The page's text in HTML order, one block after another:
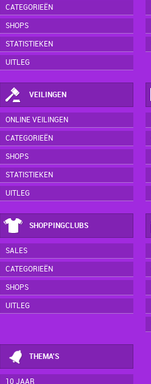
CATEGORIEËN
SHOPS
STATISTIEKEN
UITLEG
VEILINGEN
ONLINE VEILINGEN
CATEGORIEËN
SHOPS
STATISTIEKEN
UITLEG
SHOPPINGCLUBS
SALES
CATEGORIEËN
SHOPS
UITLEG
THEMA'S
10 JAAR